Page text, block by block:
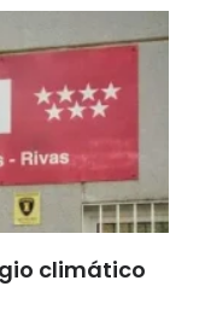
climático